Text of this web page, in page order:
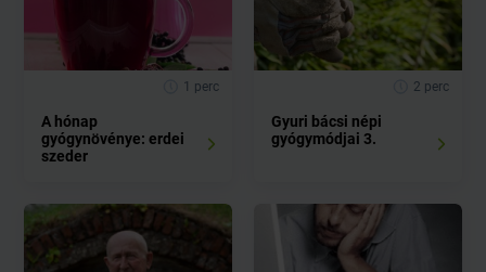
1 perc
A hónap
gyógynövénye: erdei
szeder
2 perc
Gyuri bácsi népi
gyógymódjai 3.